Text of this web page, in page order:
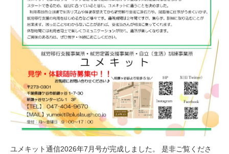
ユメキット通信2026年7月号が完成しました。 是非ご覧くださ